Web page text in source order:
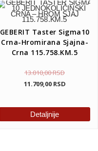
GEBERIT Taster Sigma10
Crna-Hromirana Sjajna-
Crna 115.758.KM.5
13.010,00RSD
11.709,00 RSD
Detaljnije